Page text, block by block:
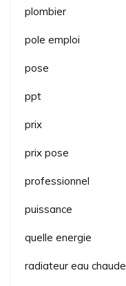
plombier
pole emploi
pose
ppt
prix
prix pose
professionnel
puissance
quelle energie
radiateur eau chaude